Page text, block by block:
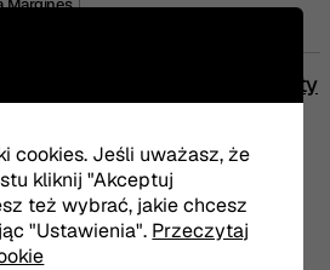
Margines
Bilety
cookies. Jeśli uważasz, że
kliknij "Akceptuj
też wybrać, jakie chcesz
"Ustawienia". Przeczytaj